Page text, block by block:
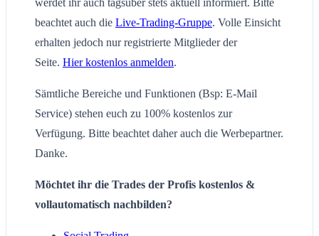
beachtet auch die Live-Trading-Gruppe. Volle Einsicht
erhalten jedoch nur registrierte Mitglieder der
Seite. Hier kostenlos anmelden.
Sämtliche Bereiche und Funktionen (Bsp: E-Mail
Service) stehen euch zu 100% kostenlos zur
Verfügung. Bitte beachtet daher auch die Werbepartner.
Danke.
Möchtet ihr die Trades der Profis kostenlos &
vollautomatisch nachbilden?